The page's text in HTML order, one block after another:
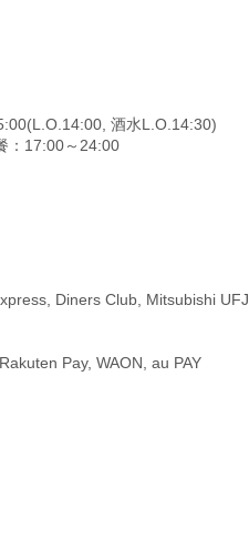
酒水L.O.14:30)
：17:00～24:00
Diners Club, Mitsubishi UFJ
Pay, WAON, au PAY